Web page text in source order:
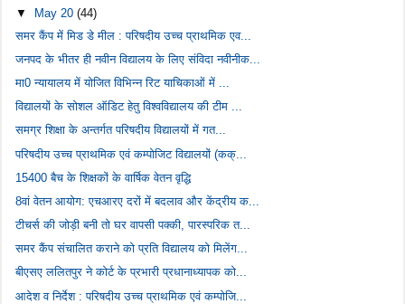
▼
May 20(44)
समर कैंप में मिड डे मील : परिषदीय उच्च प्राथमिक एव...
जनपद के भीतर ही नवीन विद्यालय के लिए संविदा नवीनीक...
मा0 न्‍यायालय में योजित विभिन्‍न रिट याचिकाओं में ...
विद्यालयों के सोशल ऑडिट हेतु विश्वविद्यालय की टीम ...
समग्र शिक्षा के अन्तर्गत परिषदीय विद्यालयों में गत...
परिषदीय उच्च प्राथमिक एवं कम्पोजिट विद्यालयों (कक्...
15400 बैच के शिक्षकों के वार्षिक वेतन वृद्धि
8वां वेतन आयोग: एचआरए दरों में बदलाव और केंद्रीय क...
टीचर्स की जोड़ी बनी तो घर वापसी पक्की, पारस्परिक त...
समर कैंप संचालित कराने को प्रति विद्यालय को मिलेंग...
बीएसए ललितपुर ने कोर्ट के प्रभारी प्रधानाध्यापक को...
आदेश व निर्देश : परिषदीय उच्च प्राथमिक एवं कम्पोजि...